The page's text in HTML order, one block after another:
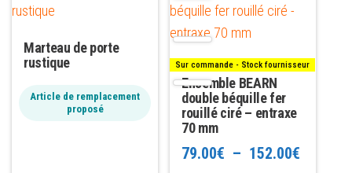
Marteau de porte
rustique
Article de remplacement
proposé
Sur commande - Stock fournisseur
Ensemble BEARN
double béquille fer
rouillé ciré – entraxe
70 mm
79.00€ – 152.00€Plage
produit
a
variations.
Les
options
être